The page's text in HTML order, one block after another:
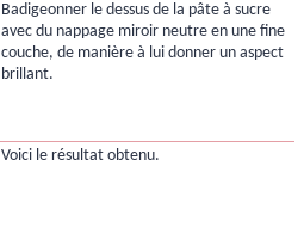
Badigeonner le dessus de la pâte à sucre
avec du nappage miroir neutre en une fine
couche, de manière à lui donner un aspect
brillant.
Voici le résultat obtenu.